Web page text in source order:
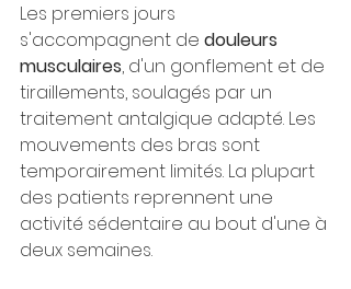
Les premiers jours
s'accompagnent de douleurs
musculaires, d'un gonflement et de
tiraillements, soulagés par un
traitement antalgique adapté. Les
mouvements des bras sont
temporairement limités. La plupart
des patients reprennent une
activité sédentaire au bout d'une à
deux semaines.